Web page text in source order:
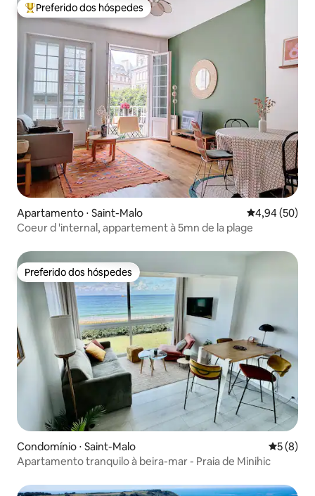
Entre os melhores preferidos dos hóspedes
Preferido dos hóspedes
Apartamento ⋅ Saint-Malo 4,94 de uma
4,94 (50)
Coeur d 'internal, appartement à 5mn de la plage
Preferido dos hóspedes
Preferido dos hóspedes
Condomínio ⋅ Saint-Malo 5 de
5 (8)
Apartamento tranquilo à beira-mar - Praia de Minihic